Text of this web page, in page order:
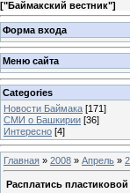
["Баймакский вестник"]
Форма входа
Меню сайта
Categories
Новости Баймака [171]
СМИ о Башкирии [36]
Интересно [4]
Главная » 2008 » Апрель »
Расплатись